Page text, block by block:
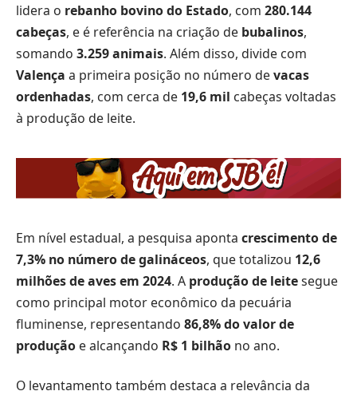
lidera o rebanho bovino do Estado, com 280.144
cabeças, e é referência na criação de bubalinos,
somando 3.259 animais. Além disso, divide com
Valença a primeira posição no número devacas
ordenhadas, com cerca de 19,6 mil cabeças voltadas
à produção de leite.
Em nível estadual, a pesquisa aponta crescimento de
7,3% no número de galináceos, que totalizou 12,6
milhões de aves em 2024. A produção de leitesegue
como principal motor econômico da pecuária
fluminense, representando 86,8% do valor de
produção e alcançando R$ 1 bilhão no ano.
O levantamento também destaca a relevância da